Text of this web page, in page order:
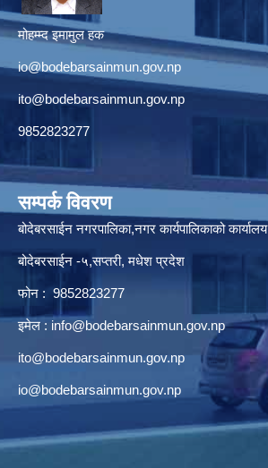
मोहम्म्द इमामुल हक
io@bodebarsainmun.gov.np
ito@bodebarsainmun.gov.np
9852823277
सम्पर्क विवरण
बोदेबरसाईन नगरपालिका,नगर कार्यपालिकाको कार्यालय
बोदेबरसाईन -५,सप्तरी, मधेश प्रदेश
फोन : 9852823277
इमेल : info@bodebarsainmun.gov.np
ito@bodebarsainmun.gov.np
io@bodebarsainmun.gov.np